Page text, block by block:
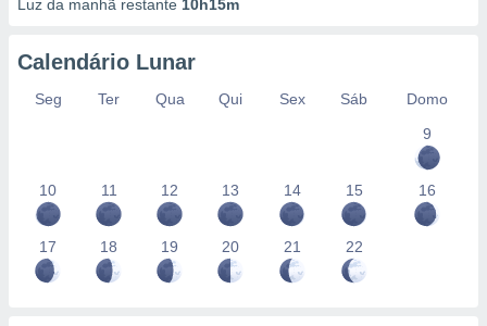
Luz da manhã restante 10h15m
Calendário Lunar
Seg Ter Qua Qui Sex Sáb
Domo
9
10 11 12 13 14 15 16
17 18 19 20 21 22